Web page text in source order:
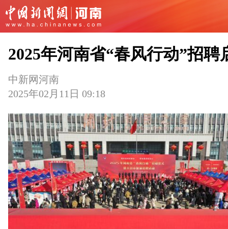
2025年河南省“春风行动”招聘
中新网河南
2025年02月11日 09:18